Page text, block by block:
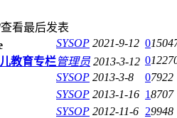
看最后发表
SYSOP 2021-9-12 0
教育专栏管理员 2013-3-12 0
SYSOP 2013-3-8 07922
SYSOP 2013-1-16 18707
SYSOP 2012-11-6 29948